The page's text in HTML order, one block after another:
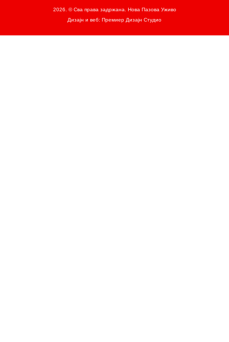
2026. © Сва права задржана. Нова Пазова Уживо
Дизајн и веб: Премиер Дизајн Студио